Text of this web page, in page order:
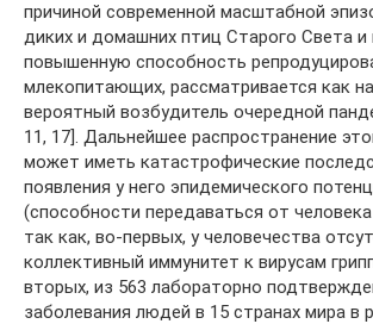
причиной современной масштабной
диких и домашних птиц Старого Света
повышенную способность
млекопитающих, рассматривается как
вероятный возбудитель очередной
11, 17]. Дальнейшее распространение
может иметь катастрофические
появления у него эпидемического
(способности передаваться от человека
так как, во-первых, у человечества
коллективный иммунитет к вирусам
вторых, из 563 лабораторно
заболевания людей в 15 странах мира в